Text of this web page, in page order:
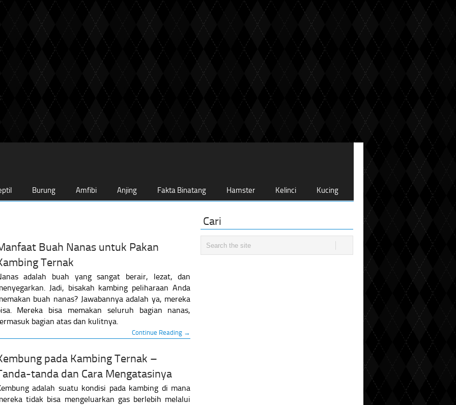
Burung Amfibi Anjing Fakta Binatang Hamster Kelinci Kucing
Buah Nanas untuk Pakan
Ternak
adalah buah yang sangat berair, lezat, dan
Jadi, bisakah kambing peliharaan Anda
buah nanas? Jawabannya adalah ya, mereka
Mereka bisa memakan seluruh bagian nanas,
bagian atas dan kulitnya.
Continue Reading →
pada Kambing Ternak –
tanda dan Cara Mengatasinya
adalah suatu kondisi pada kambing di mana
tidak bisa mengeluarkan gas berlebih melalui
Cari